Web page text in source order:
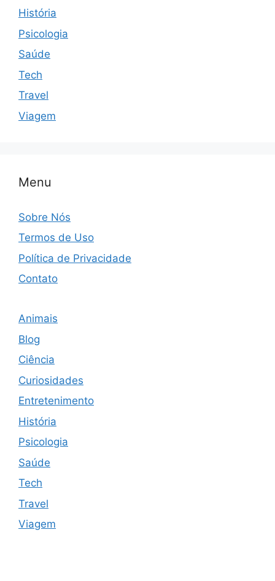
História
Psicologia
Saúde
Tech
Travel
Viagem
Menu
Sobre Nós
Termos de Uso
Política de Privacidade
Contato
Animais
Blog
Ciência
Curiosidades
Entretenimento
História
Psicologia
Saúde
Tech
Travel
Viagem